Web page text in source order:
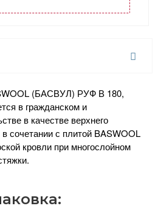
(БАСВУЛ) РУФ В 180,
в гражданском и
в качестве верхнего
сочетании с плитой BASWOOL
кровли при многослойном